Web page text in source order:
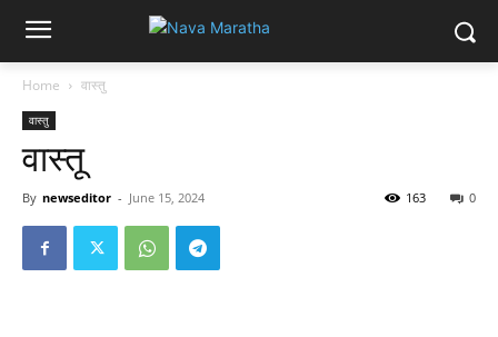
Home वास्तु
वास्तु
वास्तू
By newseditor - June 15, 2024 0
163